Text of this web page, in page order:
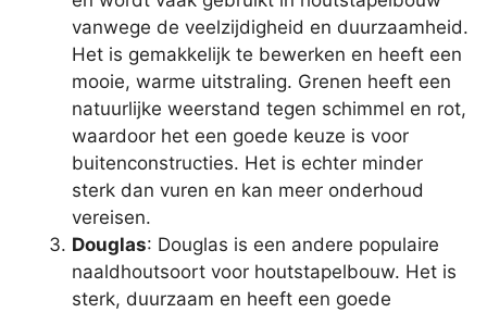
vanwege de veelzijdigheid en duurzaamheid.
Het is gemakkelijk te bewerken en heeft een
mooie, warme uitstraling. Grenen heeft een
natuurlijke weerstand tegen schimmel en rot,
waardoor het een goede keuze is voor
buitenconstructies. Het is echter minder
sterk dan vuren en kan meer onderhoud
vereisen.
Douglas: Douglas is een andere populaire
naaldhoutsoort voor houtstapelbouw. Het is
sterk, duurzaam en heeft een goede